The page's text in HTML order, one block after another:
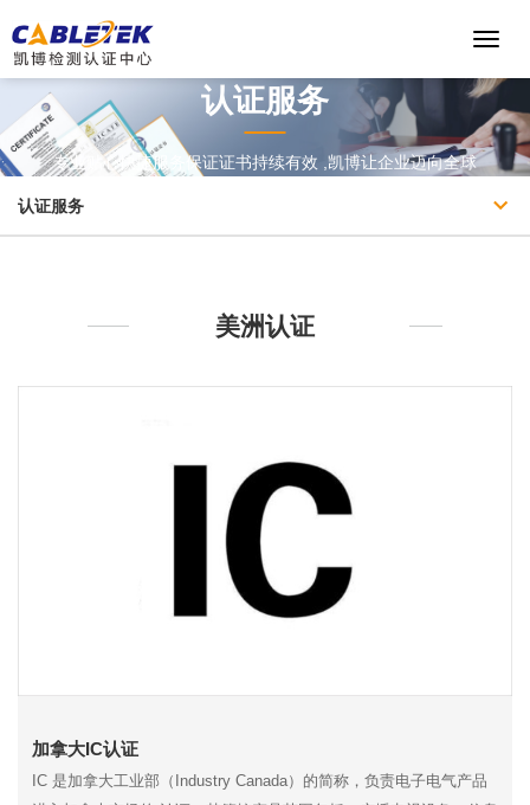
认证服务
专业贴心快捷服务保证证书持续有效 ,凯博让企业迈向全球
认证服务
美洲认证
加拿大IC认证
IC 是加拿大工业部（Industry Canada）的简称，负责电子电气产品